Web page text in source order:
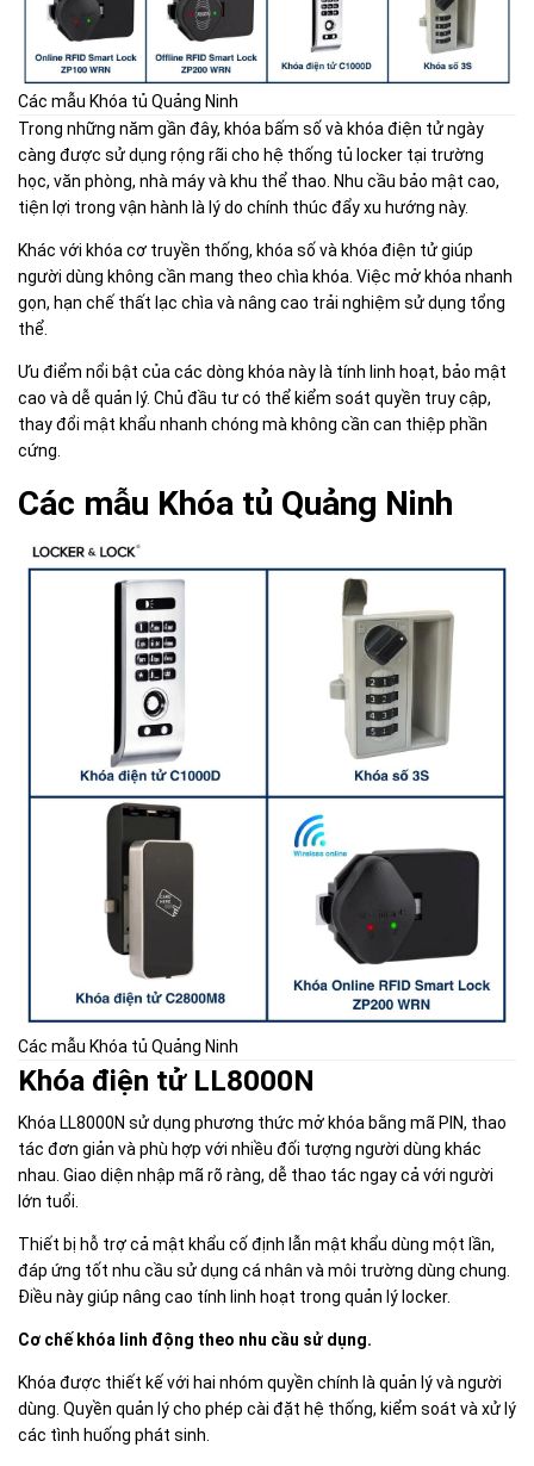
Các mẫu Khóa tủ Quảng Ninh
Trong những năm gần đây, khóa bấm số và khóa điện tử ngày
càng được sử dụng rộng rãi cho hệ thống tủ locker tại trường
học, văn phòng, nhà máy và khu thể thao. Nhu cầu bảo mật cao,
tiện lợi trong vận hành là lý do chính thúc đẩy xu hướng này.
Khác với khóa cơ truyền thống, khóa số và khóa điện tử giúp
người dùng không cần mang theo chìa khóa. Việc mở khóa nhanh
gọn, hạn chế thất lạc chìa và nâng cao trải nghiệm sử dụng tổng
thể.
Ưu điểm nổi bật của các dòng khóa này là tính linh hoạt, bảo mật
cao và dễ quản lý. Chủ đầu tư có thể kiểm soát quyền truy cập,
thay đổi mật khẩu nhanh chóng mà không cần can thiệp phần
cứng.
Các mẫu Khóa tủ Quảng Ninh
Các mẫu Khóa tủ Quảng Ninh
Khóa điện tử LL8000N
Khóa LL8000N sử dụng phương thức mở khóa bằng mã PIN, thao
tác đơn giản và phù hợp với nhiều đối tượng người dùng khác
nhau. Giao diện nhập mã rõ ràng, dễ thao tác ngay cả với người
lớn tuổi.
Thiết bị hỗ trợ cả mật khẩu cố định lẫn mật khẩu dùng một lần,
đáp ứng tốt nhu cầu sử dụng cá nhân và môi trường dùng chung.
Điều này giúp nâng cao tính linh hoạt trong quản lý locker.
Cơ chế khóa linh động theo nhu cầu sử dụng.
Khóa được thiết kế với hai nhóm quyền chính là quản lý và người
dùng. Quyền quản lý cho phép cài đặt hệ thống, kiểm soát và xử lý
các tình huống phát sinh.